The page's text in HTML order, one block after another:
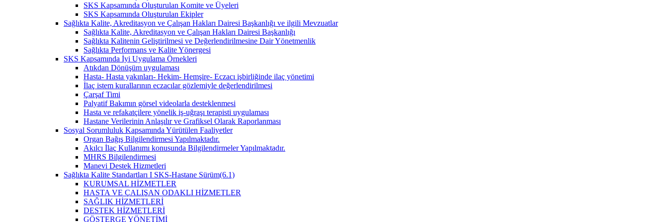
SKS Kapsamında Oluşturulan Komite ve Üyeleri
SKS Kapsamında Oluşturulan Ekipler
Sağlıkta Kalite, Akreditasyon ve Çalışan Hakları Dairesi Başkanlığı ve ilgili Mevzuatlar
Sağlıkta Kalite, Akreditasyon ve Çalışan Hakları Dairesi Başkanlığı
Sağlıkta Kalitenin Geliştirilmesi ve Değerlendirilmesine Dair Yönetmenlik
Sağlıkta Performans ve Kalite Yönergesi
SKS Kapsamında İyi Uygulama Örnekleri
Atıkdan Dönüşüm uygulaması
Hasta- Hasta yakınları- Hekim- Hemşire- Eczacı işbirliğinde ilaç yönetimi
İlaç istem kurallarının eczacılar gözlemiyle değerlendirilmesi
Çarşaf Timi
Palyatif Bakımın görsel videolarla desteklenmesi
Hasta ve refakatçilere yönelik iş-uğraşı terapisti uygulaması
Hastane Verilerinin Anlaşılır ve Grafiksel Olarak Raporlanması
Sosyal Sorumluluk Kapsamında Yürütülen Faaliyetler
Organ Bağış Bilgilendirmesi Yapılmaktadır.
Akılcı İlaç Kullanımı konusunda Bilgilendirmeler Yapılmaktadır.
MHRS Bilgilendirmesi
Manevi Destek Hizmetleri
Sağlıkta Kalite Standartları I SKS-Hastane Sürüm(6.1)
KURUMSAL HİZMETLER
HASTA VE ÇALIŞAN ODAKLI HİZMETLER
SAĞLIK HİZMETLERİ
DESTEK HİZMETLERİ
GÖSTERGE YÖNETİMİ